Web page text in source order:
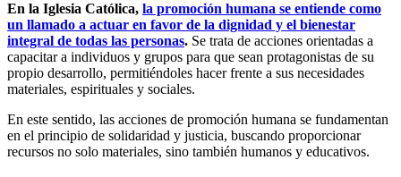
En la Iglesia Católica, la promoción humana se entiende como
un llamado a actuar en favor de la dignidad y el bienestar
integral de todas las personas. Se trata de acciones orientadas a
capacitar a individuos y grupos para que sean protagonistas de su
propio desarrollo, permitiéndoles hacer frente a sus necesidades
materiales, espirituales y sociales.
En este sentido, las acciones de promoción humana se fundamentan
en el principio de solidaridad y justicia, buscando proporcionar
recursos no solo materiales, sino también humanos y educativos.